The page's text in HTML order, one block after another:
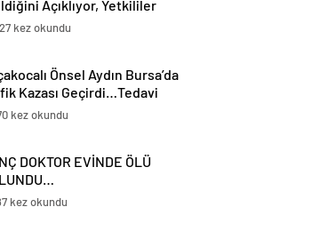
Açıklıyor, Yetkililer
kez okundu
Önsel Aydın Bursa’da
Kazası Geçirdi…Tedavi
Alınan Gencin Hayati
kez okundu
DOKTOR EVİNDE ÖLÜ
kez okundu